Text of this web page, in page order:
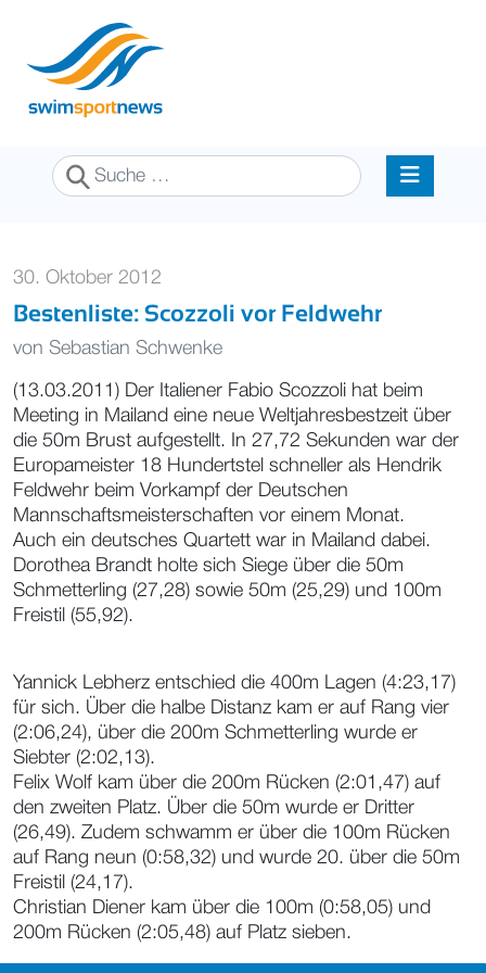
Suchen
30. Oktober 2012
Bestenliste: Scozzoli vor Feldwehr
von Sebastian Schwenke
(13.03.2011) Der Italiener Fabio Scozzoli hat beim
Meeting in Mailand eine neue Weltjahresbestzeit über
die 50m Brust aufgestellt. In 27,72 Sekunden war der
Europameister 18 Hundertstel schneller als Hendrik
Feldwehr beim Vorkampf der Deutschen
Mannschaftsmeisterschaften vor einem Monat.
Auch ein deutsches Quartett war in Mailand dabei.
Dorothea Brandt holte sich Siege über die 50m
Schmetterling (27,28) sowie 50m (25,29) und 100m
Freistil (55,92).
Yannick Lebherz entschied die 400m Lagen (4:23,17)
für sich. Über die halbe Distanz kam er auf Rang vier
(2:06,24), über die 200m Schmetterling wurde er
Siebter (2:02,13).
Felix Wolf kam über die 200m Rücken (2:01,47) auf
den zweiten Platz. Über die 50m wurde er Dritter
(26,49). Zudem schwamm er über die 100m Rücken
auf Rang neun (0:58,32) und wurde 20. über die 50m
Freistil (24,17).
Christian Diener kam über die 100m (0:58,05) und
200m Rücken (2:05,48) auf Platz sieben.